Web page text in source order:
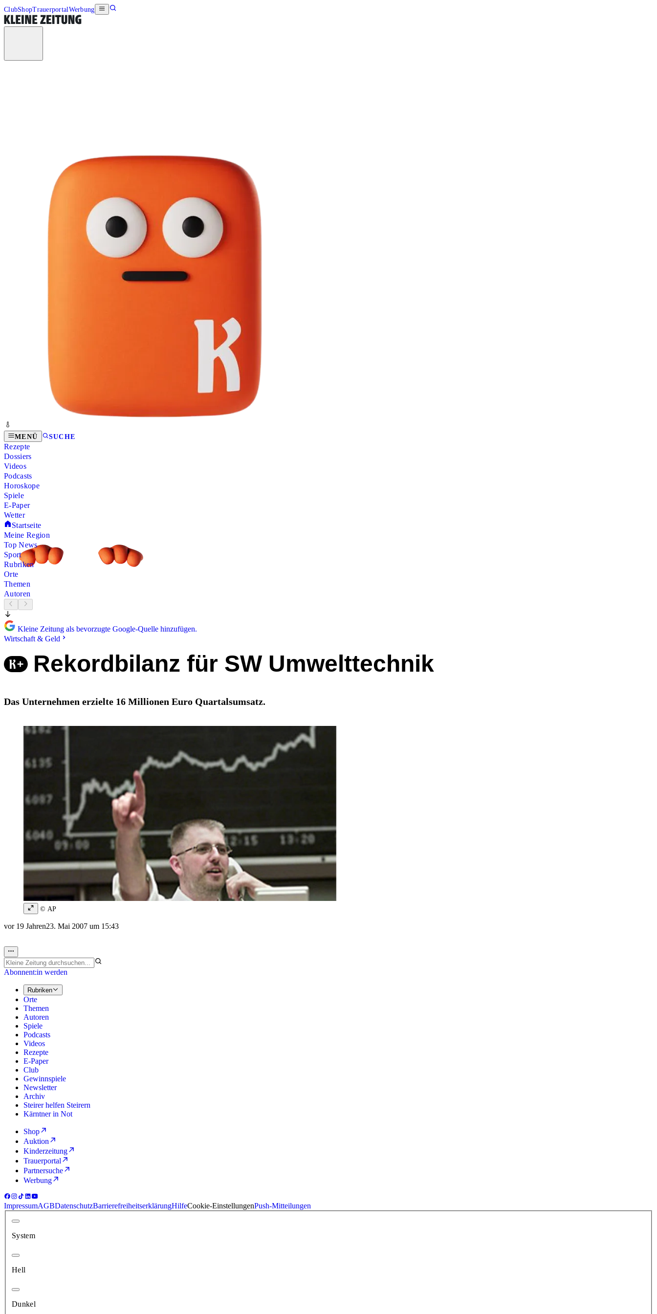
ClubShopTrauerportalWerbung
MENÜ SUCHE
Rezepte
Dossiers
Videos
Podcasts
Horoskope
Spiele
E-Paper
Wetter
Startseite
Meine Region
Top News
Sport
Rubriken
Orte
Themen
Autoren
Kleine Zeitung als bevorzugte Google-Quelle hinzufügen.
Wirtschaft & Geld
Rekordbilanz für SW Umwelttechnik
Das Unternehmen erzielte 16 Millionen Euro Quartalsumsatz.
© AP
vor 19 Jahren23. Mai 2007 um 15:43
Abonnent:in werden
Rubriken
Orte
Themen
Autoren
Spiele
Podcasts
Videos
Rezepte
E-Paper
Club
Gewinnspiele
Newsletter
Archiv
Steirer helfen Steirern
Kärntner in Not
Shop
Auktion
Kinderzeitung
Trauerportal
Partnersuche
Werbung
ImpressumAGBDatenschutzBarrierefreiheitserklärungHilfeCookie-EinstellungenPush-Mitteilungen
System
Hell
Dunkel